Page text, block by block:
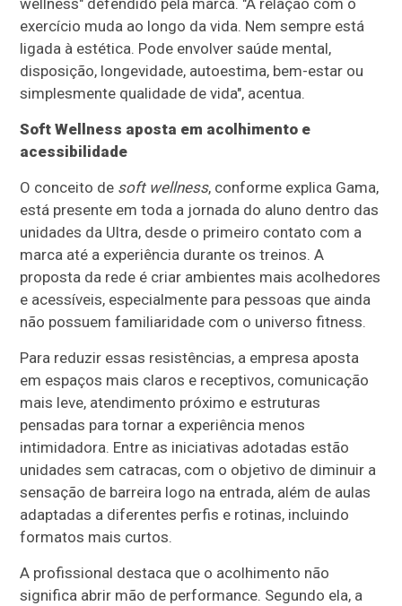
exercício muda ao longo da vida. Nem sempre está
ligada à estética. Pode envolver saúde mental,
disposição, longevidade, autoestima, bem-estar ou
simplesmente qualidade de vida", acentua.
Soft Wellness aposta em acolhimento e
acessibilidade
O conceito de soft wellness, conforme explica Gama,
está presente em toda a jornada do aluno dentro das
unidades da Ultra, desde o primeiro contato com a
marca até a experiência durante os treinos. A
proposta da rede é criar ambientes mais acolhedores
e acessíveis, especialmente para pessoas que ainda
não possuem familiaridade com o universo fitness.
Para reduzir essas resistências, a empresa aposta
em espaços mais claros e receptivos, comunicação
mais leve, atendimento próximo e estruturas
pensadas para tornar a experiência menos
intimidadora. Entre as iniciativas adotadas estão
unidades sem catracas, com o objetivo de diminuir a
sensação de barreira logo na entrada, além de aulas
adaptadas a diferentes perfis e rotinas, incluindo
formatos mais curtos.
A profissional destaca que o acolhimento não
significa abrir mão de performance. Segundo ela, a